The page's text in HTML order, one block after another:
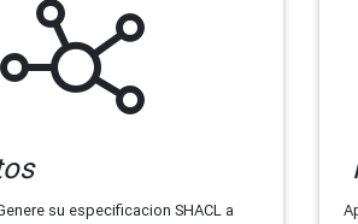
su especificacion SHACL a